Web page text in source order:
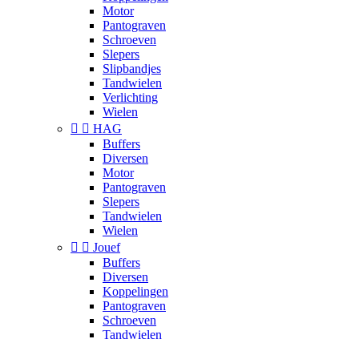
Motor
Pantograven
Schroeven
Slepers
Slipbandjes
Tandwielen
Verlichting
Wielen
  HAG
Buffers
Diversen
Motor
Pantograven
Slepers
Tandwielen
Wielen
  Jouef
Buffers
Diversen
Koppelingen
Pantograven
Schroeven
Tandwielen